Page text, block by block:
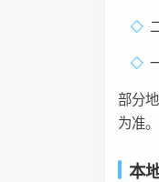
部分
为准。
本